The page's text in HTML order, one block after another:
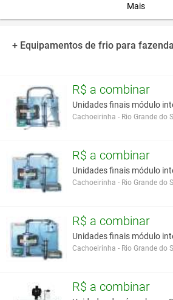
Mais
+ Equipamentos de frio para
R$ a combinar
Unidades finais módulo
Cachoeirinha - Rio Grande do
R$ a combinar
Unidades finais módulo
Cachoeirinha - Rio Grande do
R$ a combinar
Unidades finais módulo
Cachoeirinha - Rio Grande do
R$ a combinar